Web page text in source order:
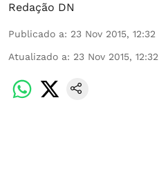
Redação DN
Publicado a: 23 Nov 2015, 12:32
Atualizado a: 23 Nov 2015, 12:32